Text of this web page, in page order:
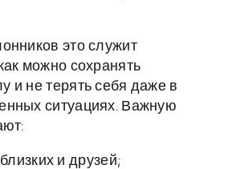
это служит
можно сохранять
и не терять себя даже в
ситуациях. Важную
и друзей;